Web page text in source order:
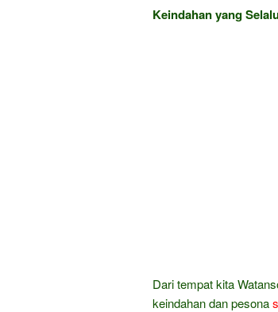
Keindahan yang
Dari tempat kita
keindahan dan pesona